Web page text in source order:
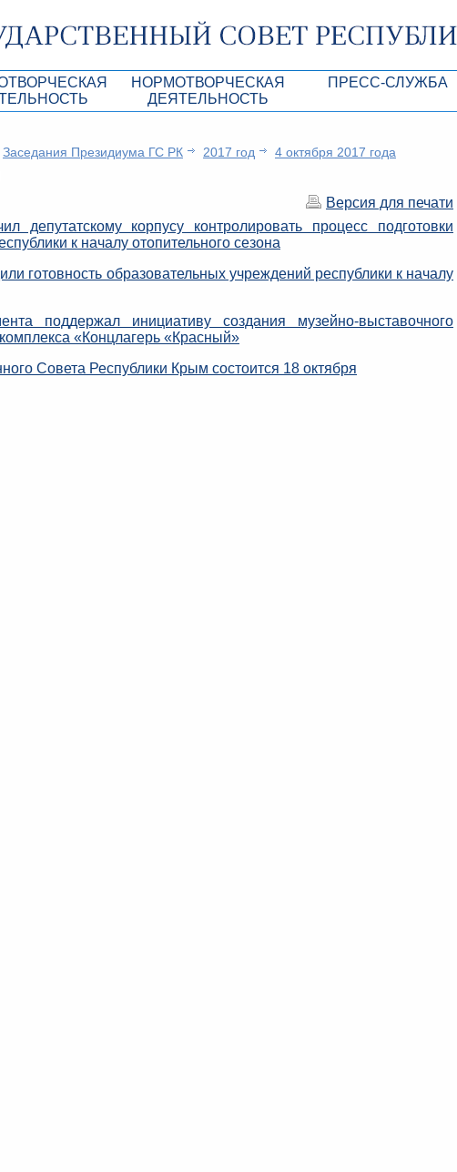
Крым
экспертиза
антикоррупционная экспертиза
процесса в РК
НОРМОТВОРЧЕСКАЯ
ДЕЯТЕЛЬНОСТЬ
Повестки дня
Проекты нормативных правовых и иных актов ГС
РК
ПРЕСС-СЛУЖБА
Лента новостей
Аккредитация СМИ
Заседания Президиума ГС РК 2017 год 4 октября 2017 года
Версия для печати
депутатскому корпусу контролировать процесс подготовки
к началу отопительного сезона
готовность образовательных учреждений республики к началу
поддержал инициативу создания музейно-выставочного
«Концлагерь «Красный»
Совета Республики Крым состоится 18 октября